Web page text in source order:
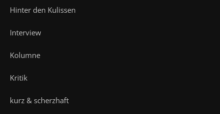
Hinter den Kulissen
Interview
Kolumne
Kritik
kurz & scherzhaft